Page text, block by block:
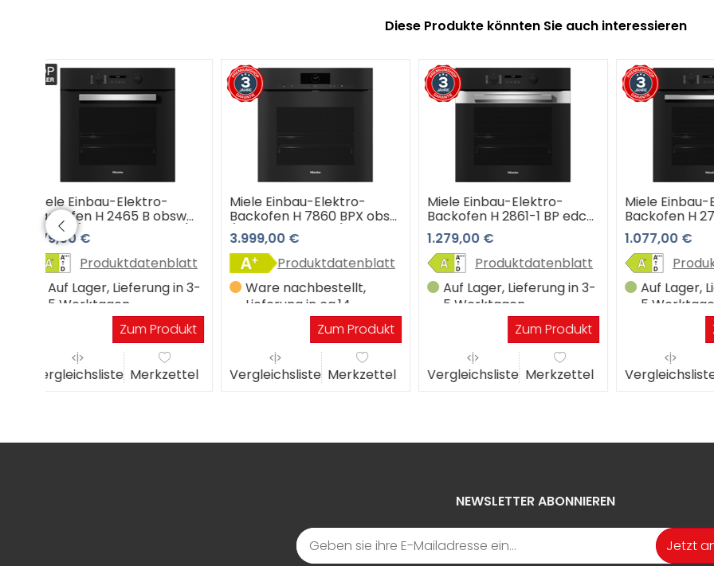
Diese Produkte könnten Sie auch interessieren
Miele Einbau-Elektro-
Backofen H 7860 BPX obsw
(obsidianschwarz) 3 Jahre
Premiumshop Garantie
3.999,00 €
Produktdatenblatt
Ware nachbestellt,
Lieferung in ca.14
WerktagenZum Produkt
Vergleichsliste Merkzettel
Miele Einbau-Elektro-
Backofen H 2861-1 BP edcs
125 Edition
(Edelstahl/CleanSteel) 3
Jahre Premiumshop
Garantie
1.279,00 €
Produktdatenblatt
Auf Lager, Lieferung in 3-
5 Werktagen
Zum Produkt
Vergleichsliste Merkzettel
Miele Einbau-Elektro-
Backofen H 2766-1 BP
obsw 125 Edition
(obsidianschwarz) 3 Jahre
Premiumshop Garantie
1.077,00 €
Produktdatenblatt
Auf Lager, Lieferung in 3-
5 Werktagen
Zum Produkt
Vergleichsliste Merkzettel
Miele
Backofen
125 Edition
846,24 €
Ware
NEWSLETTER ABONNIEREN
Jetzt